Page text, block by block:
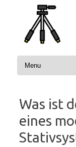
springen
Was ist
eines